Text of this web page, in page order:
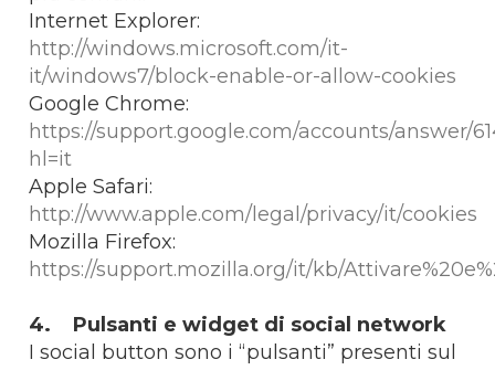
Internet Explorer:
http://windows.microsoft.com/it-
it/windows7/block-enable-or-allow-cookies
Google Chrome:
https://support.google.com/accounts/answer/
hl=it
Apple Safari:
http://www.apple.com/legal/privacy/it/cookies
Mozilla Firefox:
https://support.mozilla.org/it/kb/
4. Pulsanti e widget di social network
I social button sono i “pulsanti” presenti sul